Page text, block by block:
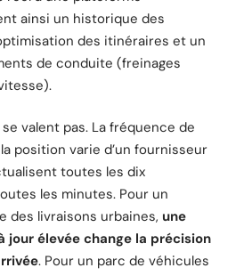
ainsi un historique des
des itinéraires et un
de conduite (freinages
valent pas. La fréquence de
position varie d’un fournisseur
toutes les dix
les minutes. Pour un
des livraisons urbaines, une
jour élevée change la précision
. Pour un parc de véhicules